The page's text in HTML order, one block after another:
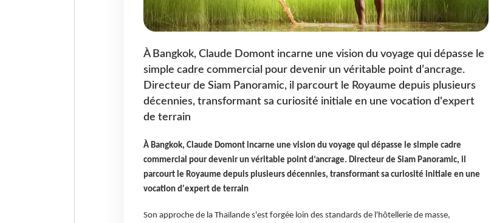
À Bangkok, Claude Domont incarne une vision du voyage qui dépasse le
simple cadre commercial pour devenir un véritable point d’ancrage.
Directeur de Siam Panoramic, il parcourt le Royaume depuis plusieurs
décennies, transformant sa curiosité initiale en une vocation d'expert
de terrain
À Bangkok, Claude Domont incarne une vision du voyage qui dépasse le simple cadre
commercial pour devenir un véritable point d’ancrage. Directeur de Siam Panoramic, il
parcourt le Royaume depuis plusieurs décennies, transformant sa curiosité initiale en une
vocation d'expert de terrain
Son approche de la Thaïlande s'est forgée loin des standards de l'hôtellerie de masse,